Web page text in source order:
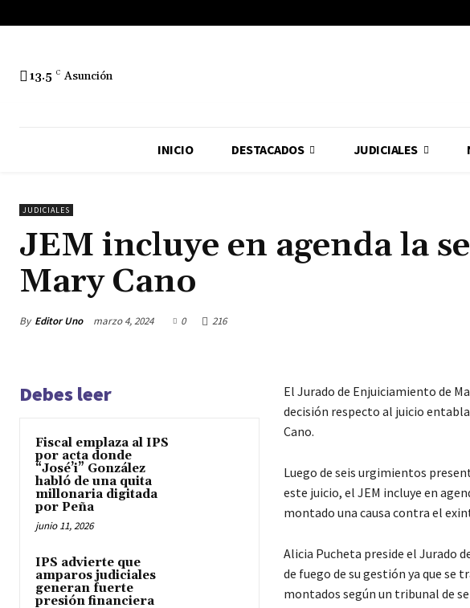
13.5 C Asunción
INICIO DESTACADOS JUDICIALES
JUDICIALES
JEM incluye en agenda la
Mary Cano
By Editor Uno marzo 4, 2024 0 216
Debes leer
Fiscal emplaza al IPS
por acta donde
“José’i” González
habló de una quita
millonaria digitada
por Peña
junio 11, 2026
IPS advierte que
amparos judiciales
generan fuerte
presión financiera
El Jurado de Enjuiciamiento de
decisión respecto al juicio
Cano.
Luego de seis urgimientos
este juicio, el JEM incluye en
montado una causa contra el
Alicia Pucheta preside el Jurado
de fuego de su gestión ya que se
montados según un tribunal de